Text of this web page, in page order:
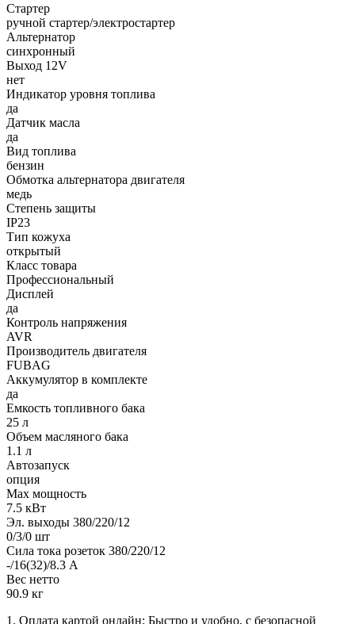
Стартер
ручной стартер/электростартер
Альтернатор
синхронный
Выход 12V
нет
Индикатор уровня топлива
да
Датчик масла
да
Вид топлива
бензин
Обмотка альтернатора двигателя
медь
Степень защиты
IP23
Тип кожуха
открытый
Класс товара
Профессиональный
Дисплей
да
Контроль напряжения
AVR
Производитель двигателя
FUBAG
Аккумулятор в комплекте
да
Емкость топливного бака
25 л
Объем масляного бака
1.1 л
Автозапуск
опция
Max мощность
7.5 кВт
Эл. выходы 380/220/12
0/3/0 шт
Сила тока розеток 380/220/12
-/16(32)/8.3 А
Вес нетто
90.9 кг
1. Оплата картой онлайн: Быстро и удобно, с безопасной